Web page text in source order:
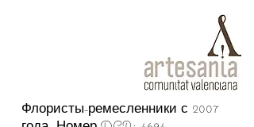
Флористы-ремесленники с 2007